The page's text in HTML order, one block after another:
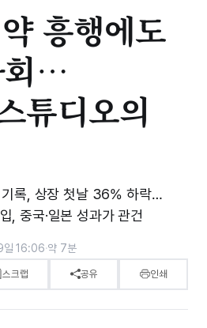
흥행에도
회…
튜디오의
록, 상장 첫날 36% 하락…
, 중국·일본 성과가 관건
16:06·약 7분
스크랩 공유 인쇄